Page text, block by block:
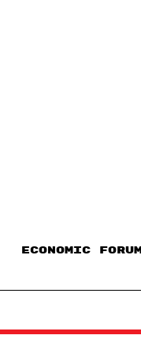
ECONOMIC FORUM